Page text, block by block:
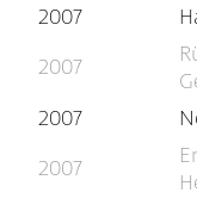
Jobs
De
2007
2007
2007
2007